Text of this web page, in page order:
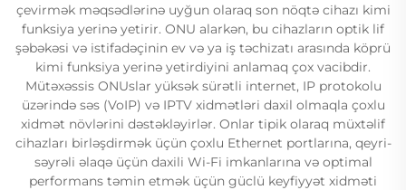
çevirmək məqsədlərinə uyğun olaraq son nöqtə cihazı kimi
funksiya yerinə yetirir. ONU alarkən, bu cihazların optik lif
şəbəkəsi və istifadəçinin ev və ya iş təchizatı arasında köprü
kimi funksiya yerinə yetirdiyini anlamaq çox vacibdir.
Mütəxəssis ONUslar yüksək sürətli internet, IP protokolu
üzərində səs (VoIP) və IPTV xidmətləri daxil olmaqla çoxlu
xidmət növlərini dəstəkləyirlər. Onlar tipik olaraq müxtəlif
cihazları birləşdirmək üçün çoxlu Ethernet portlarına, qeyri-
səyrəli əlaqə üçün daxili Wi-Fi imkanlarına və optimal
performans təmin etmək üçün güclü keyfiyyət xidməti